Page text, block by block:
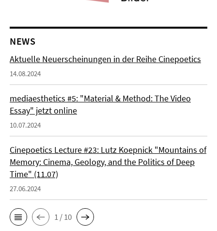
NEWS
Aktuelle Neuerscheinungen in der Reihe Cinepoetics
14.08.2024
mediaesthetics #5: "Material & Method: The Video
Essay" jetzt online
10.07.2024
Cinepoetics Lecture #23: Lutz Koepnick "Mountains of
Memory: Cinema, Geology, and the Politics of Deep
Time" (11.07)
27.06.2024
1 / 10